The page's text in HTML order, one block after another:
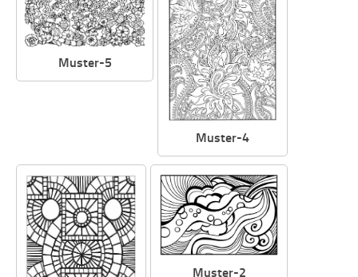
Muster-5
Muster-4
Muster-2